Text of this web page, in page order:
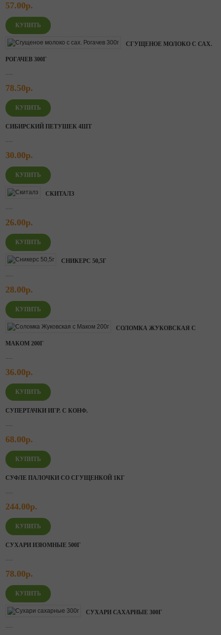
57.00р.
СГУЩЕНОЕ МОЛОКО С САХ.
РОГАЧЕВ 300Г
.....
78.50р.
СИБИРСКИЙ ПЕТУШЕК 4ШТ
.....
30.00р.
СКИТАЛЗ
.....
26.00р.
СНИКЕРС 50,5Г
.....
28.00р.
СОЛОМКА ЖУКОВСКАЯ С
МАКОМ 200Г
.....
36.00р.
СУПЕРТАЧКИ ИГР. С КОНФ.
.....
68.00р.
СУФЛЕ ПАЛОЧКИ СО СГУЩЕНКОЙ 1КГ
.....
244.00р.
СУХАРИ ИЗЮМНЫЕ 500Г
.....
78.00р.
СУХАРИ САХАРНЫЕ 300Г
.....